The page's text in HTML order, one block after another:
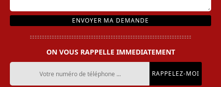
ON VOUS RAPPELLE IMMEDIATEMENT